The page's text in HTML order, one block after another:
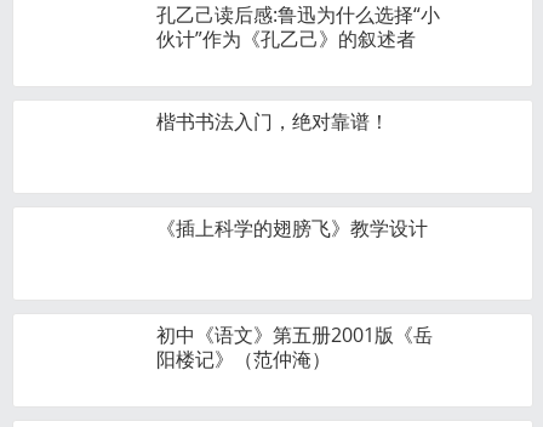
孔乙己读后感:鲁迅为什么选择“小
伙计”作为《孔乙己》的叙述者
楷书书法入门，绝对靠谱！
《插上科学的翅膀飞》教学设计
初中《语文》第五册2001版《岳
阳楼记》（范仲淹）